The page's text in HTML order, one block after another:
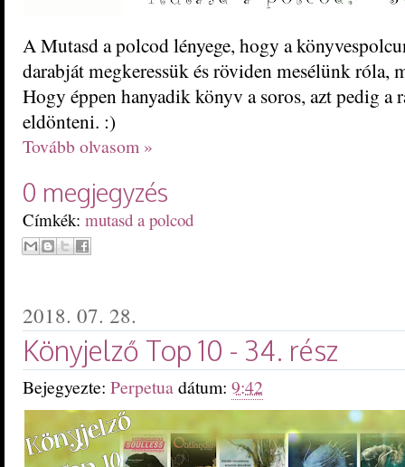
A Mutasd a polcod lényege, hogy a
darabját megkeressük és röviden mesélünk róla,
Hogy éppen hanyadik könyv a soros, azt pedig a
eldönteni. :)
Tovább olvasom »
0 megjegyzés
Címkék: mutasd a polcod
2018. 07. 28.
Könyjelző Top 10 - 34. rész
Bejegyezte: Perpetuadátum: 9:42